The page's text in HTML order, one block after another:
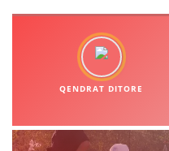
HULUMTIMI
QENDRAT DITORE